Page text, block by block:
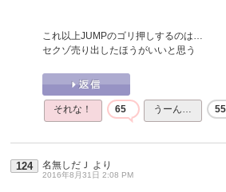
これ以上JUMPのゴリ押しするのは…
セクゾ売り出したほうがいいと思う
それな！ 65 うーん… 55
124 名無しだＪ より
2016年8月31日 2:08 PM